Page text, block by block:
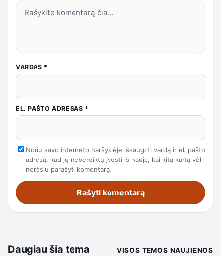
VARDAS *
EL. PAŠTO ADRESAS *
Noriu savo interneto naršyklėje išsaugoti vardą ir el. pašto
adresą, kad jų nebereiktų įvesti iš naujo, kai kitą kartą vėl
norėsiu parašyti komentarą.
Daugiau šia tema VISOS TEMOS NAUJIENOS